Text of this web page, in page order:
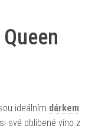
ideálním dárkem
své oblíbené víno z